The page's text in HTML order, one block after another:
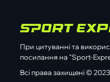
При цитуванні та
посилання на "Sport-
Всі права захищені ©